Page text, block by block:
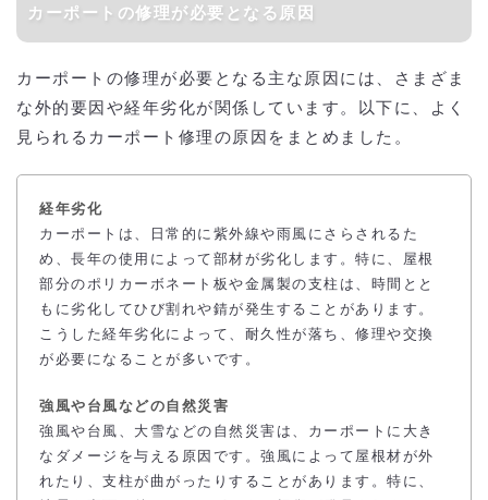
カーポートの修理が必要となる原因
カーポートの修理が必要となる主な原因には、さまざま
な外的要因や経年劣化が関係しています。以下に、よく
見られるカーポート修理の原因をまとめました。
経年劣化
カーポートは、日常的に紫外線や雨風にさらされるた
め、長年の使用によって部材が劣化します。特に、屋根
部分のポリカーボネート板や金属製の支柱は、時間とと
もに劣化してひび割れや錆が発生することがあります。
こうした経年劣化によって、耐久性が落ち、修理や交換
が必要になることが多いです。
強風や台風などの自然災害
強風や台風、大雪などの自然災害は、カーポートに大き
なダメージを与える原因です。強風によって屋根材が外
れたり、支柱が曲がったりすることがあります。特に、